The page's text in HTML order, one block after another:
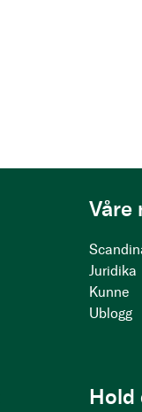
Våre
Juridika
Kunne
Ublogg
Hold